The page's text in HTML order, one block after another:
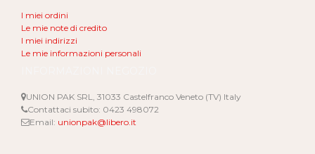
I miei ordini
Le mie note di credito
I miei indirizzi
Le mie informazioni personali
UNION PAK SRL, 31033 Castelfranco Veneto (TV) Italy
Contattaci subito: 0423 498072
Email: unionpak@libero.it